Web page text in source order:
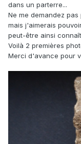
dans un parterre...
Ne me demandez
mais j'aimerais
peut-être ainsi
Voilà 2 premières
Merci d'avance pour